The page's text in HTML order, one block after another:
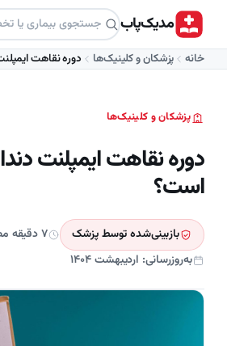
مدیک‌پاب
خانه پزشکان و کلینیک‌ها دوره نقاهت
پزشکان و کلینیک‌ها
دوره نقاهت ایمپلنت
است؟
بازبینی‌شده توسط پزشک
۷ دقیقه مطالعه
به‌روزرسانی: اردیبهشت ۱۴۰۴